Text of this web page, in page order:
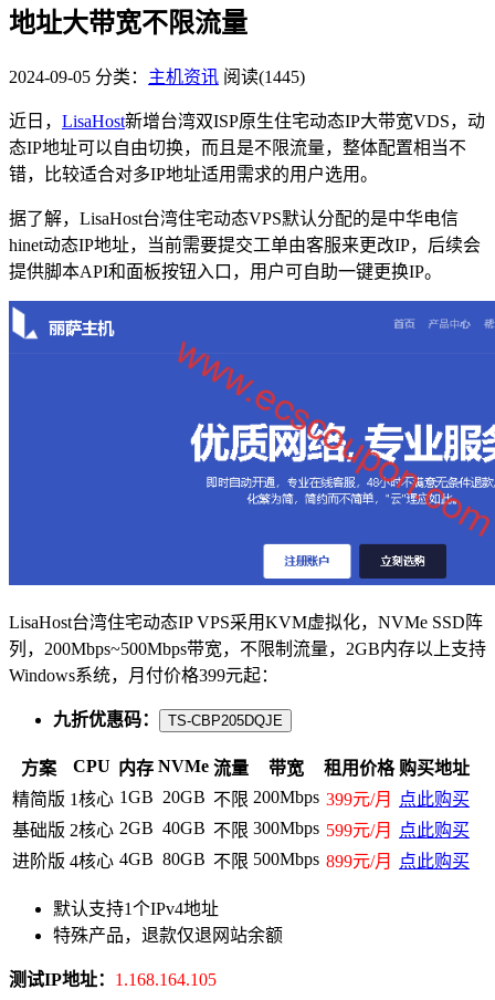
地址大带宽不限流量
2024-09-05 分类： 主机资讯 阅读(1445)
近日， LisaHost新增台湾双ISP原生住宅动态IP大带宽VDS，动
态IP地址可以自由切换，而且是不限流量，整体配置相当不
错，比较适合对多IP地址适用需求的用户选用。
据了解，LisaHost台湾住宅动态VPS默认分配的是中华电信
hinet动态IP地址，当前需要提交工单由客服来更改IP，后续会
提供脚本API和面板按钮入口，用户可自助一键更换IP。
LisaHost台湾住宅动态IP VPS采用KVM虚拟化，NVMe SSD阵
列，200Mbps~500Mbps带宽，不限制流量，2GB内存以上支持
Windows系统，月付价格399元起：
九折优惠码： TS-CBP205DQJE
方案 CPU 内存 NVMe 流量 带宽 租用价格 购买地址
精简版 1核心 1GB 20GB 不限 200Mbps 399元/月
点此购买
基础版 2核心 2GB 40GB 不限 300Mbps 599元/月
点此购买
进阶版 4核心 4GB 80GB 不限 500Mbps 899元/月 点此购买
默认支持1个IPv4地址
特殊产品，退款仅退网站余额
测试IP地址： 1.168.164.105